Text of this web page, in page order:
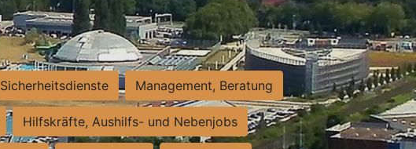
Sicherheitsdienste Management, Beratung
Hilfskräfte, Aushilfs- und Nebenjobs